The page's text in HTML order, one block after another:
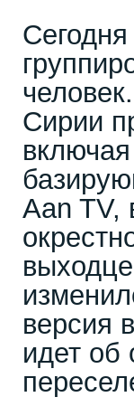
Сирии
Aan TV,
версия
идет об